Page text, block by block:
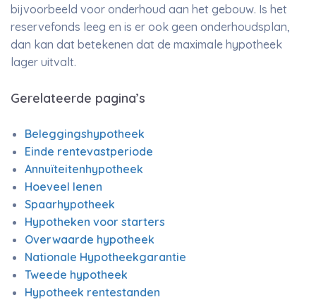
bijvoorbeeld voor onderhoud aan het gebouw. Is het
reservefonds leeg en is er ook geen onderhoudsplan,
dan kan dat betekenen dat de maximale hypotheek
lager uitvalt.
Gerelateerde pagina’s
Beleggingshypotheek
Einde rentevastperiode
Annuïteitenhypotheek
Hoeveel lenen
Spaarhypotheek
Hypotheken voor starters
Overwaarde hypotheek
Nationale Hypotheekgarantie
Tweede hypotheek
Hypotheek rentestanden